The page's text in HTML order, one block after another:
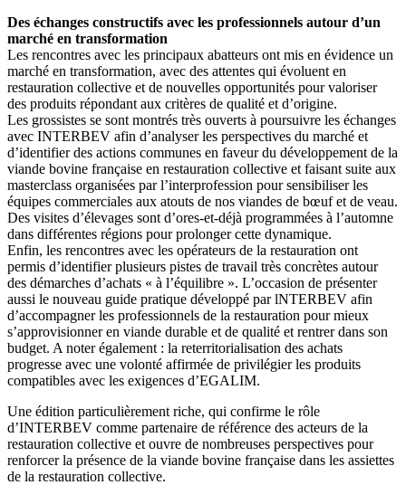
Des échanges constructifs avec les professionnels autour d’un
marché en transformation
Les rencontres avec les principaux abatteurs ont mis en évidence un
marché en transformation, avec des attentes qui évoluent en
restauration collective et de nouvelles opportunités pour valoriser
des produits répondant aux critères de qualité et d’origine.
Les grossistes se sont montrés très ouverts à poursuivre les échanges
avec INTERBEV afin d’analyser les perspectives du marché et
d’identifier des actions communes en faveur du développement de la
viande bovine française en restauration collective et faisant suite aux
masterclass organisées par l’interprofession pour sensibiliser les
équipes commerciales aux atouts de nos viandes de bœuf et de veau.
Des visites d’élevages sont d’ores-et-déjà programmées à l’automne
dans différentes régions pour prolonger cette dynamique.
Enfin, les rencontres avec les opérateurs de la restauration ont
permis d’identifier plusieurs pistes de travail très concrètes autour
des démarches d’achats « à l’équilibre ». L’occasion de présenter
aussi le nouveau guide pratique développé par lNTERBEV afin
d’accompagner les professionnels de la restauration pour mieux
s’approvisionner en viande durable et de qualité et rentrer dans son
budget. A noter également : la reterritorialisation des achats
progresse avec une volonté affirmée de privilégier les produits
compatibles avec les exigences d’EGALIM.
Une édition particulièrement riche, qui confirme le rôle
d’INTERBEV comme partenaire de référence des acteurs de la
restauration collective et ouvre de nombreuses perspectives pour
renforcer la présence de la viande bovine française dans les assiettes
de la restauration collective.